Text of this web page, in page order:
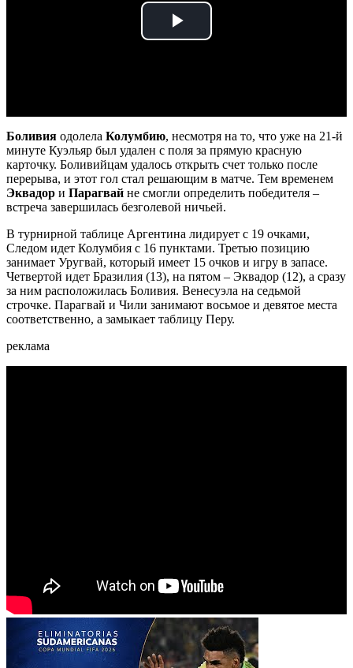
Play
Боливия одолела Колумбию, несмотря на то, что уже на 21-й
минуте Куэльяр был удален с поля за прямую красную
карточку. Боливийцам удалось открыть счет только после
перерыва, и этот гол стал решающим в матче. Тем временем
Эквадор и Парагвай не смогли определить победителя –
встреча завершилась безголевой ничьей.
В турнирной таблице Аргентина лидирует с 19 очками,
Следом идет Колумбия с 16 пунктами. Третью позицию
занимает Уругвай, который имеет 15 очков и игру в запасе.
Четвертой идет Бразилия (13), на пятом – Эквадор (12), а сразу
за ним расположилась Боливия. Венесуэла на седьмой
строчке. Парагвай и Чили занимают восьмое и девятое места
соответственно, а замыкает таблицу Перу.
реклама